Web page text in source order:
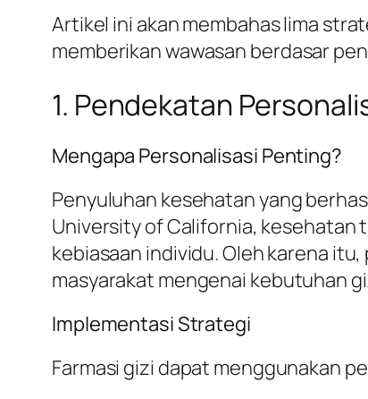
Artikel ini akan membahas lima
memberikan wawasan berdasar
1. Pendekatan
Mengapa Personalisasi Penting?
Penyuluhan kesehatan yang
University of California, kesehatan
kebiasaan individu. Oleh karena
masyarakat mengenai kebutuhan
Implementasi Strategi
Farmasi gizi dapat menggunakan